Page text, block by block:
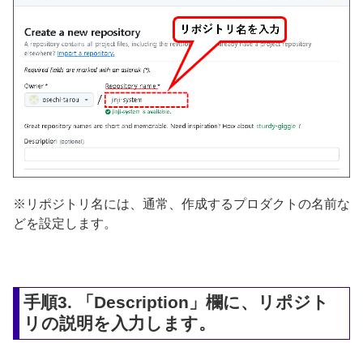
※リポジトリ名には、通常、作成するプロダクトの名前な
どを設定します。
手順3. 「Description」欄に、リポジト
リの説明を入力します。